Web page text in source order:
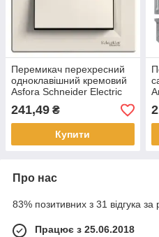
Перемикач перехресний
одноклавішний кремовий
Asfora Schneider Electric
241,49 ₴
Купити
Про нас
83% позитивних з 31 відгука за
Працює з 25.06.2018